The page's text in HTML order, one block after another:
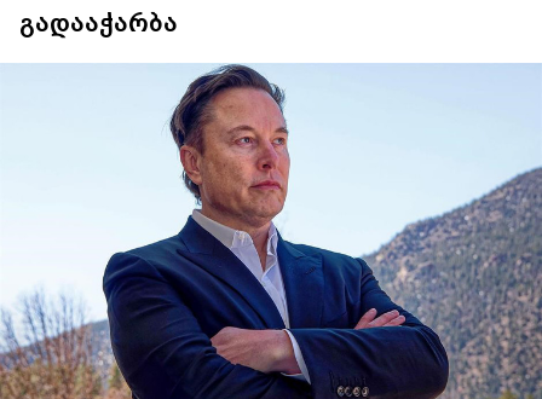
გადააჭარბა